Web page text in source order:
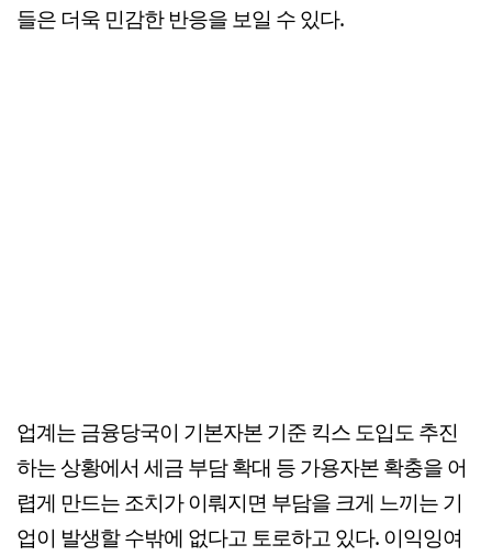
들은 더욱 민감한 반응을 보일 수 있다.
업계는 금융당국이 기본자본 기준 킥스 도입도 추진
하는 상황에서 세금 부담 확대 등 가용자본 확충을 어
렵게 만드는 조치가 이뤄지면 부담을 크게 느끼는 기
업이 발생할 수밖에 없다고 토로하고 있다. 이익잉여